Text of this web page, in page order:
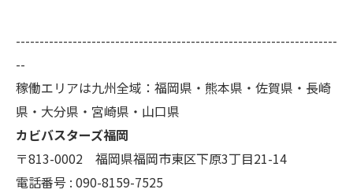
--------------------------------------------------------------------
--
稼働エリアは九州全域：福岡県・熊本県・佐賀県・長崎
県・大分県・宮崎県・山口県
カビバスターズ福岡
〒813-0002 福岡県福岡市東区下原3丁目21-14
電話番号 : 090-8159-7525